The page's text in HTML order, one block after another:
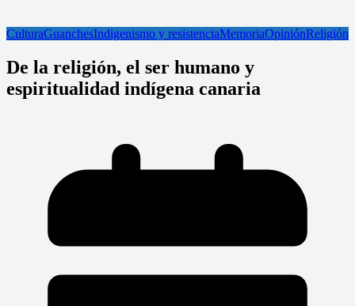
CulturaGuanchesIndigenismo y resistenciaMemoriaOpiniónReligión
De la religión, el ser humano y
espiritualidad indígena canaria